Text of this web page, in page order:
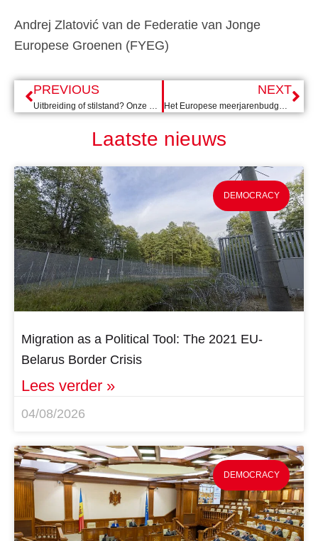
Andrej Zlatović van de Federatie van Jonge
Europese Groenen (FYEG)
PREVIOUS
Uitbreiding of stilstand? Onze progressieve agenda voor (Zuid-)Oost-Europa in 2026
NEXT
Het Europese meerjarenbudget 2028-2034 en EU-uitbreiding: een keerpunt
Laatste nieuws
DEMOCRACY
Migration as a Political Tool: The 2021 EU-
Belarus Border Crisis
Lees verder »
04/08/2026
DEMOCRACY